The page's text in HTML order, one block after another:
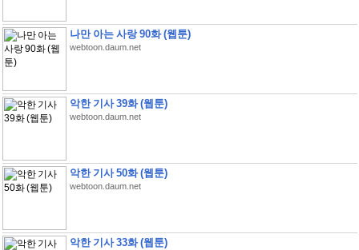
나만 아는 사랑 90화 (웹툰)
webtoon.daum.net
악한 기사 39화 (웹툰)
webtoon.daum.net
악한 기사 50화 (웹툰)
webtoon.daum.net
악한 기사 33화 (웹툰)